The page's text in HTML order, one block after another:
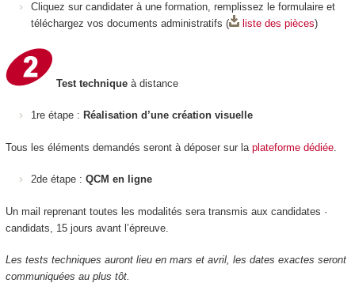
Cliquez sur candidater à une formation, remplissez le formulaire et
téléchargez vos documents administratifs (
liste des pièces)
Test techniqueà distance
1re étape : Réalisation d’une création visuelle
Tous les éléments demandés seront à déposer sur la plateforme dédiée.
2de étape : QCM en ligne
Un mail reprenant toutes les modalités sera transmis aux candidates ·
candidats, 15 jours avant l’épreuve.
Les tests techniques auront lieu en mars et avril, les dates exactes seront
communiquées au plus tôt.